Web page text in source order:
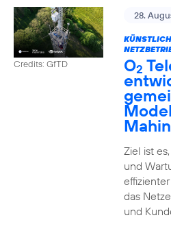
Credits: GfTD
28.
O2
Ziel ist
und
das
und